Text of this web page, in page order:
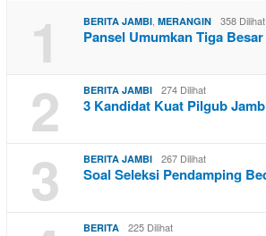
1 BERITA JAMBI MERANGIN 358 Dilihat
Pansel Umumkan Tiga
2 BERITA JAMBI 274 Dilihat
3 Kandidat Kuat Pilgub
3 BERITA JAMBI 267 Dilihat
Soal Seleksi Pendamping
BERITA 225 Dilihat